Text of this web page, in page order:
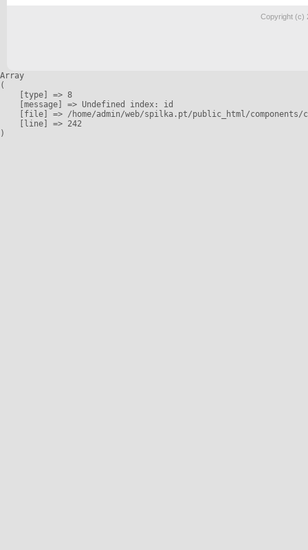
Copyright (c)
Array
(
    [type] => 8
    [message] => Undefined index: id
[file] => /home/admin/web/spilka.pt/public_html/
    [line] => 242